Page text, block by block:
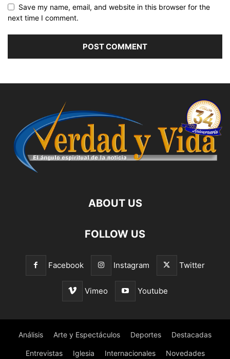
Save my name, email, and website in this browser for the
next time I comment.
ABOUT US
FOLLOW US
Facebook Instagram Twitter
Vimeo Youtube
Análisis Arte y Espectáculos Deportes Destacadas
Entrevistas Iglesia Internacionales Novedades